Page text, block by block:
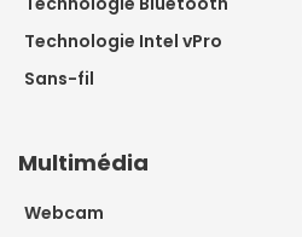
Technologie Intel vPro
Sans-fil
Multimédia
Webcam